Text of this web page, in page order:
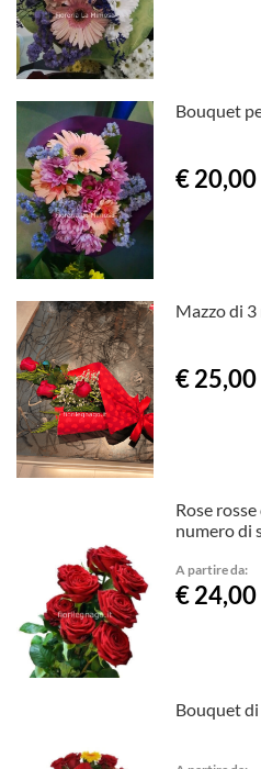
Bouquet
€ 20,00
Mazzo di
€ 25,00
Rose
numero di
A partire da:
€ 24,00
Bouquet di